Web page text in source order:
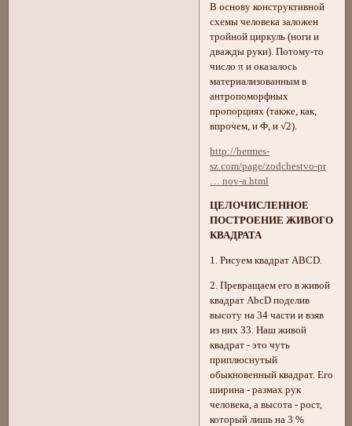
В основу конструктивной
схемы человека заложен
тройной циркуль (ноги и
дважды руки). Потому-то
число π и оказалось
материализованным в
антропоморфных
пропорциях (также, как,
впрочем, и Ф, и √2).
http://hermes-
sz.com/page/zodchestvo-pr
… nov-a.html
ЦЕЛОЧИСЛЕННОЕ
ПОСТРОЕНИЕ ЖИВОГО
КВАДРАТА
1. Рисуем квадрат ABCD.
2. Превращаем его в живой
квадрат AbcD поделив
высоту на 34 части и взяв
из них 33. Наш живой
квадрат - это чуть
приплюснутый
обыкновенный квадрат. Его
ширина - размах рук
человека, а высота - рост,
который лишь на 3 %